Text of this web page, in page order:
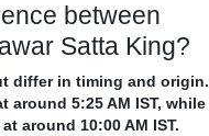
between
Satta King?
differ in timing and origin.
around 5:25 AM IST, while
around 10:00 AM IST.